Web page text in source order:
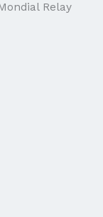
Relay